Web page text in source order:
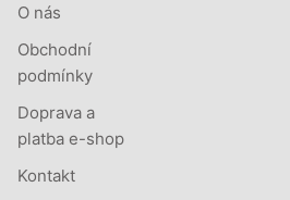
O nás
Obchodní
podmínky
Doprava a
platba e-shop
Kontakt